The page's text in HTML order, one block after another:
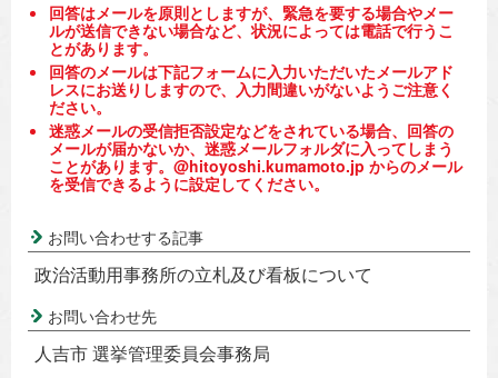
回答はメールを原則としますが、緊急を要する場合やメー
ルが送信できない場合など、状況によっては電話で行うこ
とがあります。
回答のメールは下記フォームに入力いただいたメールアド
レスにお送りしますので、入力間違いがないようご注意く
ださい。
迷惑メールの受信拒否設定などをされている場合、回答の
メールが届かないか、迷惑メールフォルダに入ってしまう
ことがあります。@hitoyoshi.kumamoto.jp からのメール
を受信できるように設定してください。
お問い合わせする記事
政治活動用事務所の立札及び看板について
お問い合わせ先
人吉市 選挙管理委員会事務局